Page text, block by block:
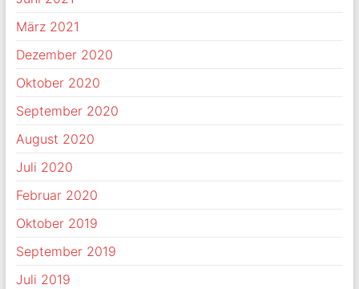
März 2021
Dezember 2020
Oktober 2020
September 2020
August 2020
Juli 2020
Februar 2020
Oktober 2019
September 2019
Juli 2019